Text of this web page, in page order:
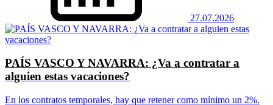
27.07.2026
PAÍS VASCO Y NAVARRA: ¿Va a contratar a
alguien estas vacaciones?
En los contratos temporales, hay que retener como mínimo un 2%.